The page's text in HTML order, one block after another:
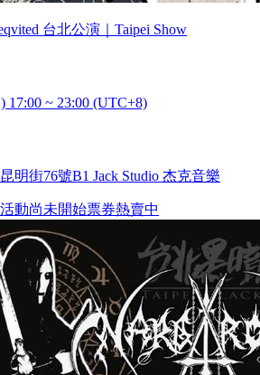
台北公演｜Taipei Show
17:00 ~ 23:00 (UTC+8)
明街76號B1 Jack Studio 杰克音樂
活動尚未開始票券熱賣中